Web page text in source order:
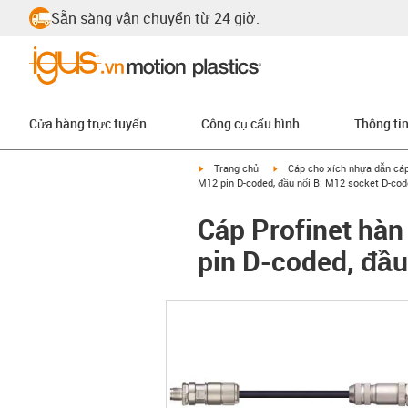
Sẵn sàng vận chuyển từ 24 giờ.
Cửa hàng trực tuyến Công cụ cấu hình Thông
igus-icon-arrow-right
Trang chủ igus-icon-arrow-right
Cáp cho xích nhựa dẫn
M12 pin D-coded, đầu nối B: M12 socket D-
Cáp Profinet
pin D-coded,